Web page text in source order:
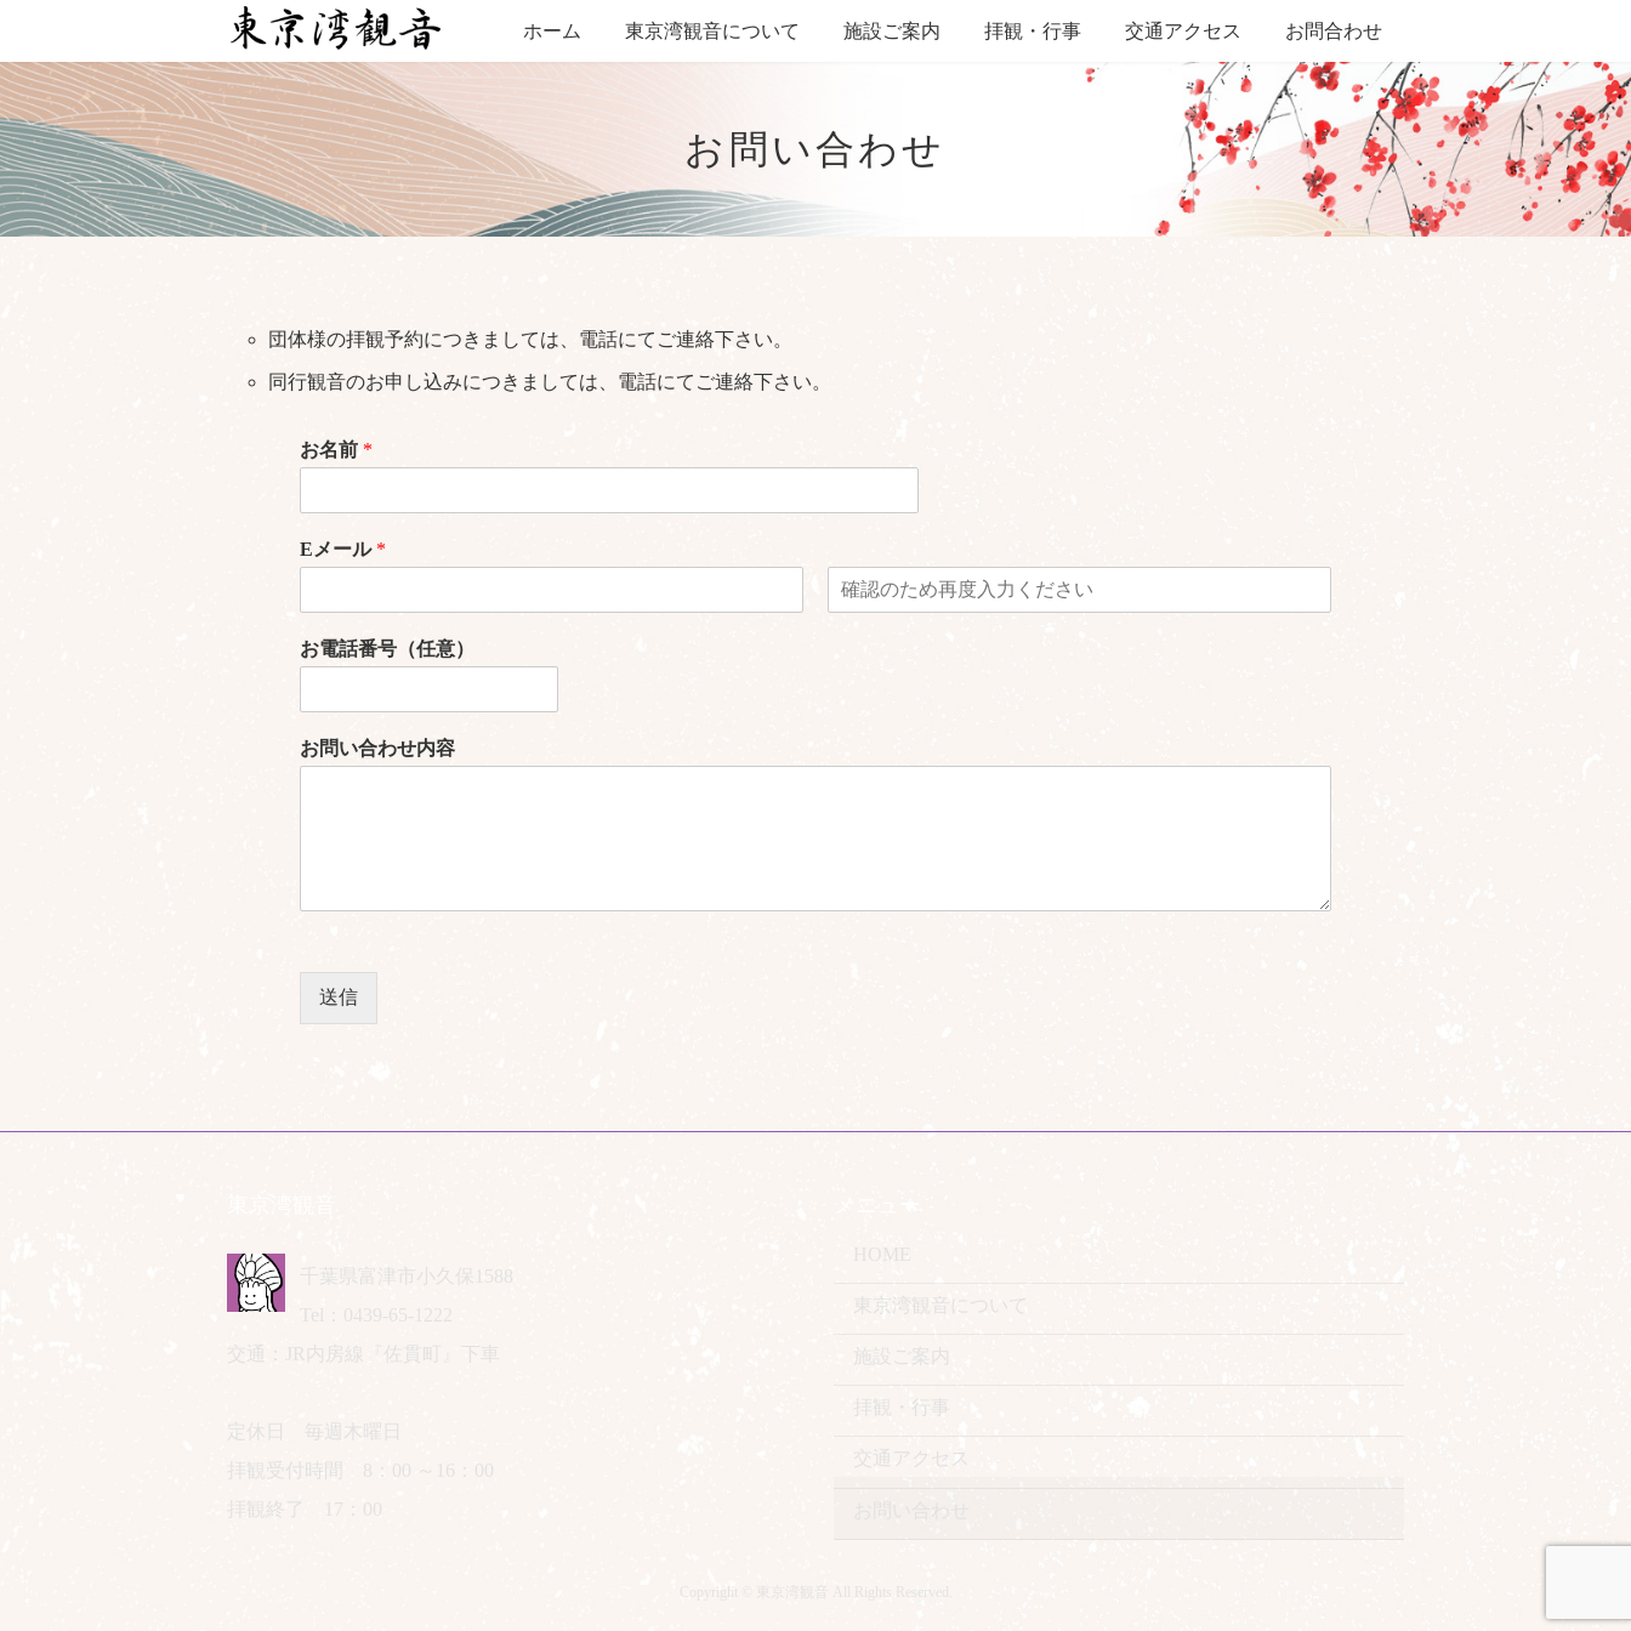
テ
ン
ツ
へ
ス
キ
ッ
プ
ゲ
ー
シ
ョ
ン
に
移
動
ホーム 東京湾観音について 施設ご案内 拝観・行事 交通アクセス お問合わせ
お問い合わせ
団体様の拝観予約につきましては、電話にてご連絡下さい。
同行観音のお申し込みにつきましては、電話にてご連絡下さい。
お名前 *
Eメール *
ー
ル
レ
ス
お電話番号（任意）
お問い合わせ内容
送信
千葉県富津市小久保1588
Tel：0439-65-1222
交通：JR内房線『佐貫町』下車
定休日 毎週木曜日
拝観受付時間 8：00 ～16：00
拝観終了 17：00
HOME
東京湾観音について
施設ご案内
拝観・行事
交通アクセス
Copyright © 東京湾観音 All Rights Reserved.